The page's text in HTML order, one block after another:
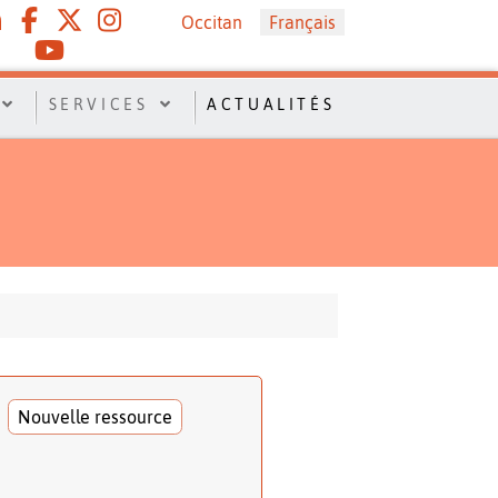
Sélectionnez votre langue
Occitan Français
SERVICES ACTUALITÉS
Nouvelle ressource